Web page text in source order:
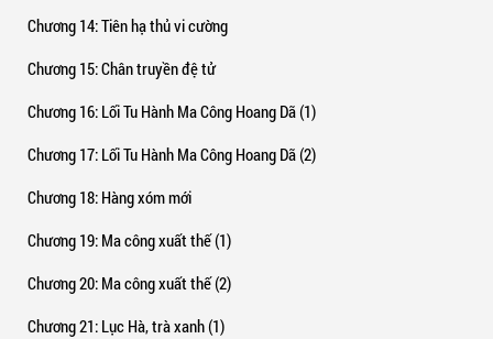
Chương 14: Tiên hạ thủ vi cường
Chương 15: Chân truyền đệ tử
Chương 16: Lối Tu Hành Ma Công Hoang Dã (1)
Chương 17: Lối Tu Hành Ma Công Hoang Dã (2)
Chương 18: Hàng xóm mới
Chương 19: Ma công xuất thế (1)
Chương 20: Ma công xuất thế (2)
Chương 21: Lục Hà, trà xanh (1)